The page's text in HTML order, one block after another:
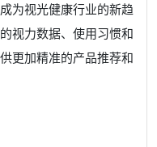
为视光健康行业的新趋
视力数据、使用习惯和
更加精准的产品推荐和